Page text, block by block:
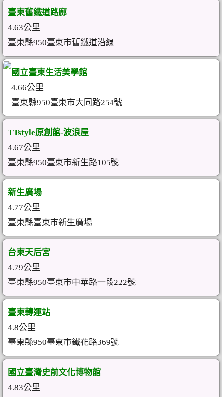
臺東舊鐵道路廊
4.63公里
臺東縣950臺東市舊鐵道沿線
國立臺東生活美學館
4.66公里
臺東縣950臺東市大同路254號
TTstyle原創館-波浪屋
4.67公里
臺東縣950臺東市新生路105號
新生廣場
4.77公里
臺東縣臺東市新生廣場
台東天后宮
4.79公里
臺東縣950臺東市中華路一段222號
臺東轉運站
4.8公里
臺東縣950臺東市鐵花路369號
國立臺灣史前文化博物館
4.83公里